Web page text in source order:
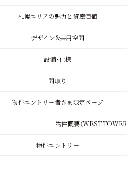
札幌エリアの魅力と資産価値
デザイン&共用空間
設備・仕様
間取り
物件エントリー者さま限定ページ
物件概要（WEST TOWER
物件エントリー